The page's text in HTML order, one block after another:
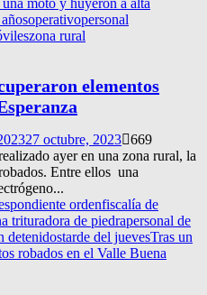
moto y huyeron a alta
operativopersonal
zona rural
elementos
27 octubre, 2023 669
ayer en una zona rural, la
Entre ellos una
ordenfiscalía de
trituradora de piedrapersonal de
detenidostarde del juevesTras un
robados en el Valle Buena